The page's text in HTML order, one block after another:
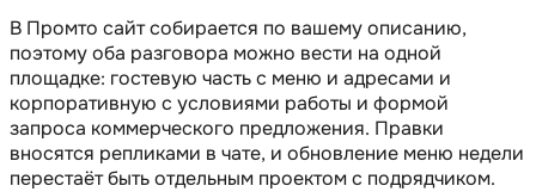
В Промто сайт собирается по вашему описанию,
поэтому оба разговора можно вести на одной
площадке: гостевую часть с меню и адресами и
корпоративную с условиями работы и формой
запроса коммерческого предложения. Правки
вносятся репликами в чате, и обновление меню недели
перестаёт быть отдельным проектом с подрядчиком.